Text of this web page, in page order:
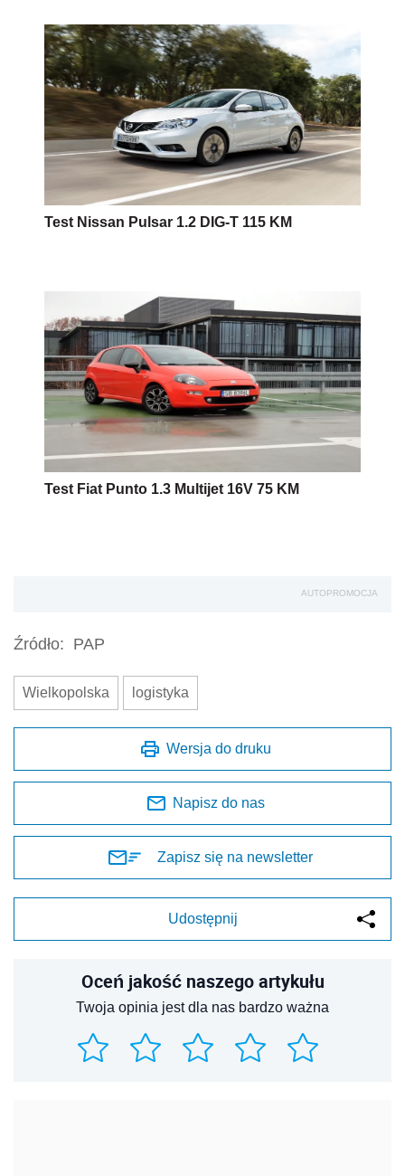
Test Nissan Pulsar 1.2 DIG-T 115 KM
Test Fiat Punto 1.3 Multijet 16V 75 KM
AUTOPROMOCJA
Źródło: PAP
Wielkopolska logistyka
Wersja do druku
Napisz do nas
Zapisz się na newsletter
Udostępnij
Oceń jakość naszego artykułu
Twoja opinia jest dla nas bardzo ważna